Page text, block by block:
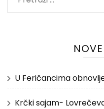
U Feričancima
Krčki sajam-